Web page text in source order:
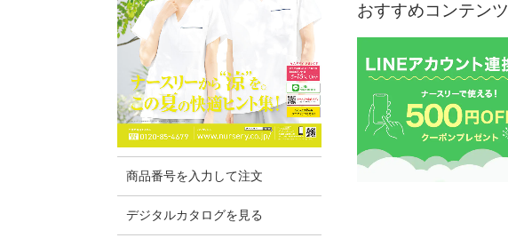
商品番号を入力して注文
デジタルカタログを見る
おすすめコンテンツ